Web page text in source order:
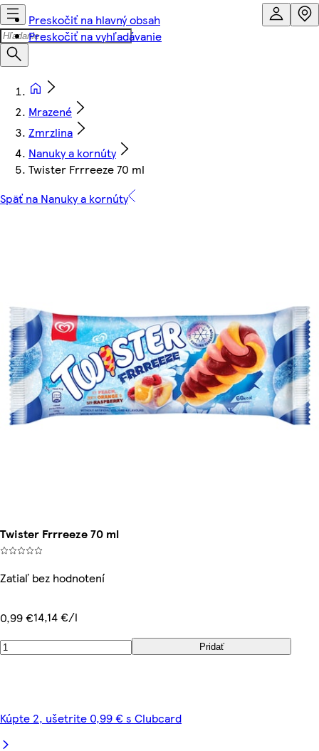
Preskočiť na hlavný obsah
Preskočiť na vyhľadávanie
Mrazené
Zmrzlina
Nanuky a kornúty
Twister Frrreeze 70 ml
Späť na Nanuky a kornúty
Twister Frrreeze 70 ml
Zatiaľ bez hodnotení
0,99 €14,14 €/l
Pridať
Kúpte 2, ušetrite 0,99 € s Clubcard